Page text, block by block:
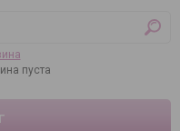
пуста